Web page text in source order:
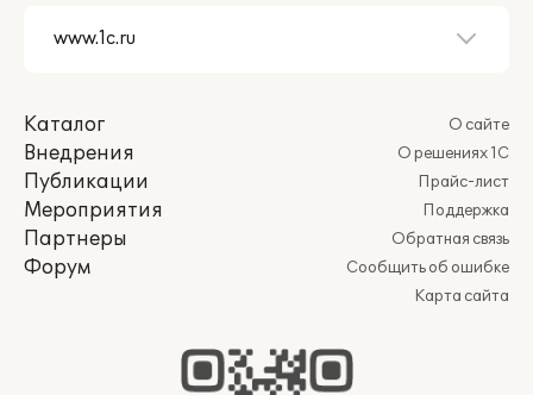
Каталог
Внедрения
Публикации
Мероприятия
Партнеры
Форум
О сайте
О решениях 1С
Прайс-лист
Поддержка
Обратная связь
Сообщить об ошибке
Карта сайта